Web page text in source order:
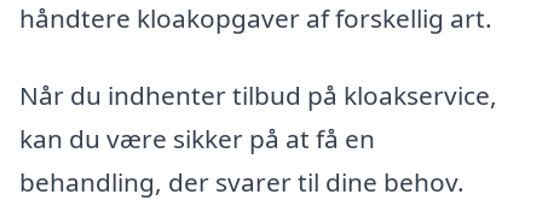
håndtere kloakopgaver af forskellig art.
Når du indhenter tilbud på kloakservice,
kan du være sikker på at få en
behandling, der svarer til dine behov.